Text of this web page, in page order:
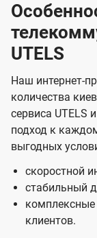
UTELS
Наш интернет-
количества
сервиса UTELS
подход к
выгодных
скоростной
стабильный
клиентов.